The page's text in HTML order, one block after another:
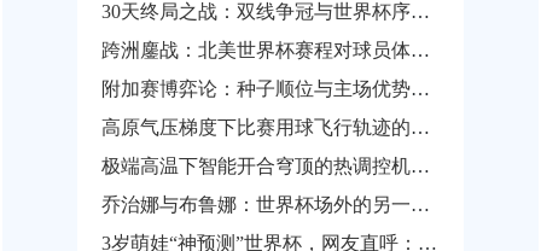
30天终局之战：双线争冠与世界杯序曲的终极狂飙
跨洲鏖战：北美世界杯赛程对球员体能阈值与竞技状态滑坡的临界评估
附加赛博弈论：种子顺位与主场优势的权重再平衡
高原气压梯度下比赛用球飞行轨迹的非线性扰动建模与自适应气动补偿——以2026年世界杯墨西哥赛区为例
极端高温下智能开合穹顶的热调控机制研究——以2026世界杯索菲体育场为案例
乔治娜与布鲁娜：世界杯场外的另一面“颜值对决”
3岁萌娃“神预测”世界杯，网友直呼：未来穿越者？